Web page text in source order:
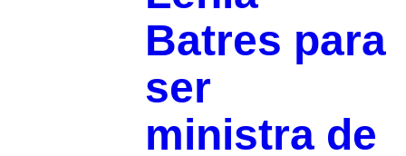
Batres para
ser
ministra de